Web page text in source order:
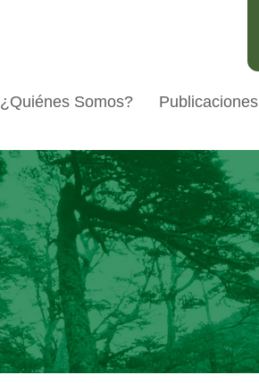
¿Quiénes Somos? Publicaciones